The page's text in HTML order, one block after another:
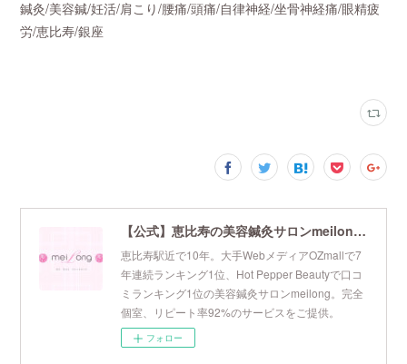
鍼灸/美容鍼/妊活/肩こり/腰痛/頭痛/自律神経/坐骨神経痛/眼精疲
労/恵比寿/銀座
【公式】恵比寿の美容鍼灸サロンmeilong｜ツボを押さえた針・お灸の治療で美容と健康を叶えます
恵比寿駅近で10年。大手WebメディアOZmallで7
年連続ランキング1位、Hot Pepper Beautyで口コ
ミランキング1位の美容鍼灸サロンmeilong。完全
個室、リピート率92%のサービスをご提供。
フォロー